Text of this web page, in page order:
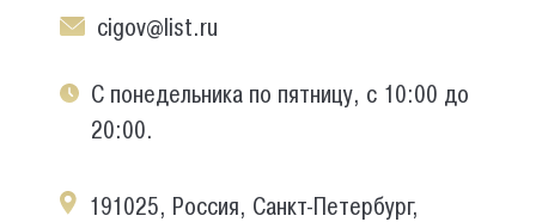
cigov@list.ru
С понедельника по пятницу, с 10:00 до
20:00.
191025, Россия, Санкт-Петербург,